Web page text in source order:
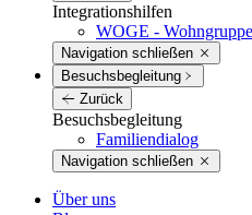
Integrations­hilfen
WOGE -
Navigation schließen
Besuchs­begleitung
Zurück
Besuchs­begleitung
Familiendialog
Navigation schließen
Über uns